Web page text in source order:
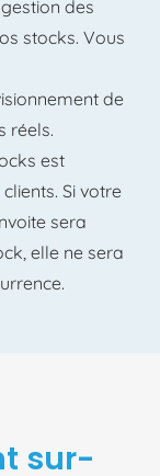
des
stocks. Vous
de
réels.
est
Si votre
sera
elle ne sera
sur-